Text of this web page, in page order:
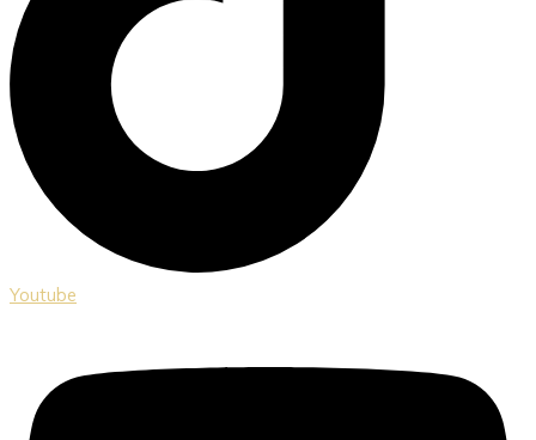
Youtube